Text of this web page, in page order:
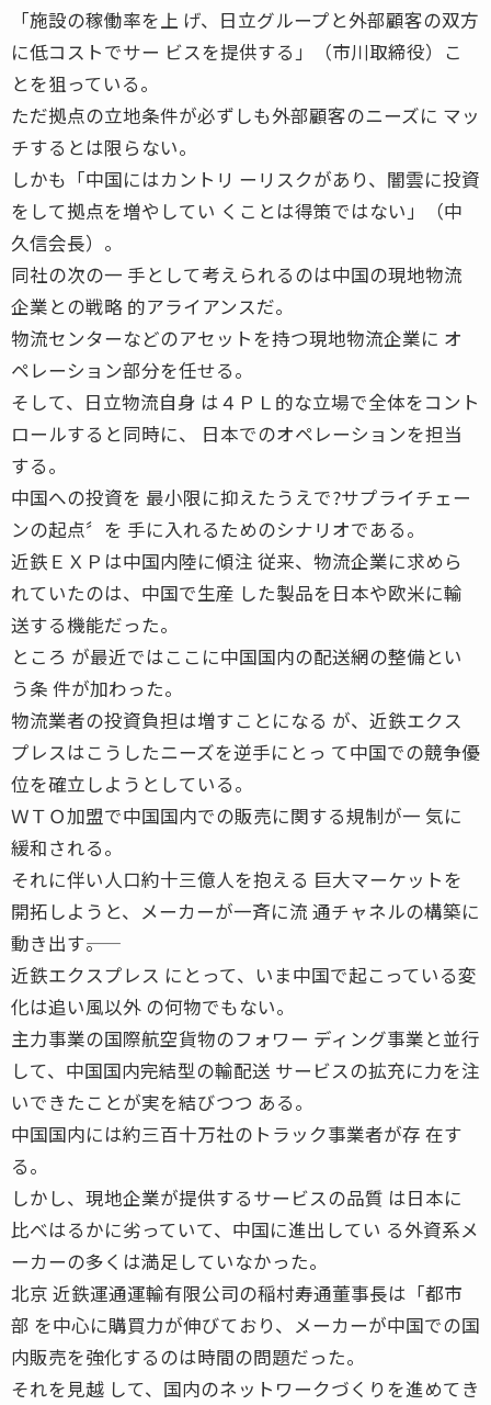
「施設の稼働率を上 げ、日立グループと外部顧客の双方
に低コストでサー ビスを提供する」（市川取締役）こ
とを狙っている。
ただ拠点の立地条件が必ずしも外部顧客のニーズに マッ
チするとは限らない。
しかも「中国にはカントリ ーリスクがあり、闇雲に投資
をして拠点を増やしてい くことは得策ではない」（中
久信会長）。
同社の次の一 手として考えられるのは中国の現地物流
企業との戦略 的アライアンスだ。
物流センターなどのアセットを持つ現地物流企業に オ
ペレーション部分を任せる。
そして、日立物流自身 は４ＰＬ的な立場で全体をコント
ロールすると同時に、 日本でのオペレーションを担当
する。
中国への投資を 最小限に抑えたうえで?サプライチェー
ンの起点〞を 手に入れるためのシナリオである。
近鉄ＥＸＰは中国内陸に傾注 従来、物流企業に求めら
れていたのは、中国で生産 した製品を日本や欧米に輸
送する機能だった。
ところ が最近ではここに中国国内の配送網の整備とい
う条 件が加わった。
物流業者の投資負担は増すことになる が、近鉄エクス
プレスはこうしたニーズを逆手にとっ て中国での競争優
位を確立しようとしている。
ＷＴＯ加盟で中国国内での販売に関する規制が一 気に
緩和される。
それに伴い人口約十三億人を抱える 巨大マーケットを
開拓しようと、メーカーが一斉に流 通チャネルの構築に
動き出す――。
近鉄エクスプレス にとって、いま中国で起こっている変
化は追い風以外 の何物でもない。
主力事業の国際航空貨物のフォワー ディング事業と並行
して、中国国内完結型の輸配送 サービスの拡充に力を注
いできたことが実を結びつつ ある。
中国国内には約三百十万社のトラック事業者が存 在す
る。
しかし、現地企業が提供するサービスの品質 は日本に
比べはるかに劣っていて、中国に進出してい る外資系メ
ーカーの多くは満足していなかった。
北京 近鉄運通運輸有限公司の稲村寿通董事長は「都市
部 を中心に購買力が伸びており、メーカーが中国での国
内販売を強化するのは時間の問題だった。
それを見越 して、国内のネットワークづくりを進めてき